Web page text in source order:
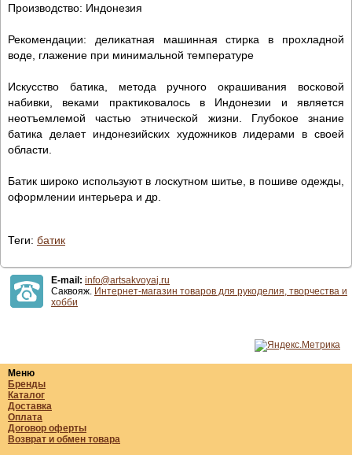
Производство: Индонезия
Рекомендации: деликатная машинная стирка в прохладной
воде, глажение при минимальной температуре
Искусство батика, метода ручного окрашивания восковой
набивки, веками практиковалось в Индонезии и является
неотъемлемой частью этнической жизни. Глубокое знание
батика делает индонезийских художников лидерами в своей
области.
Батик широко используют в лоскутном шитье, в пошиве одежды,
оформлении интерьера и др.
Теги: батик
E-mail: info@artsakvoyaj.ru
Саквояж. Интернет-магазин товаров для рукоделия, творчества и
хобби
Меню
Бренды
Каталог
Доставка
Оплата
Договор оферты
Возврат и обмен товара